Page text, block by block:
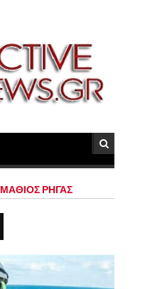
ΜΑΘΙΟΣ ΡΗΓΑΣ